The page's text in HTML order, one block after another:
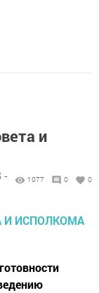
и
-
1077 0 0